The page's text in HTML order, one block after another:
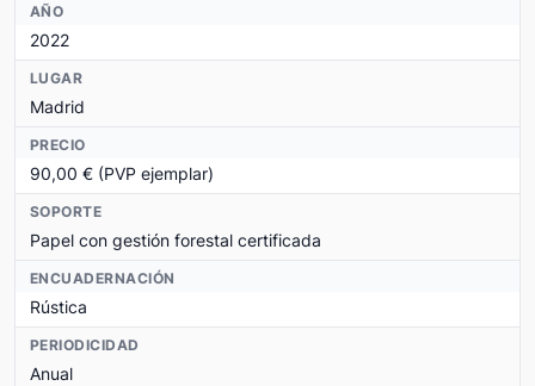
AÑO
2022
LUGAR
Madrid
PRECIO
90,00 € (PVP ejemplar)
SOPORTE
Papel con gestión forestal certificada
ENCUADERNACIÓN
Rústica
PERIODICIDAD
Anual